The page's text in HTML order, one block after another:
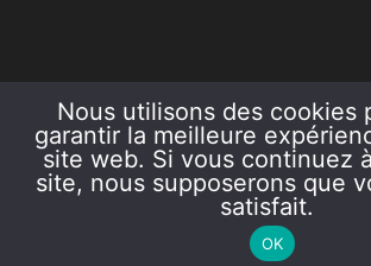
COPYRIGHT 2026 AZUR ET OR
Nous utilisons des cookies
garantir la meilleure
site web. Si vous continuez
site, nous supposerons que
satisfait.
OK